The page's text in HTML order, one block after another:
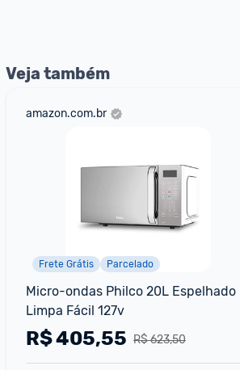
Veja também
amazon.com.br
Frete Grátis Parcelado
Micro-ondas Philco 20L Espelhado
Limpa Fácil 127v
R$ 623,50
R$405,55